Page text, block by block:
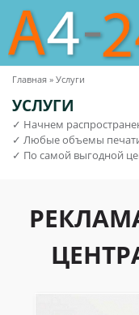
здесь
Главная » Услуги
УСЛУГИ
✓ Начнем
✓ Любые объемы
✓ По самой выгодной